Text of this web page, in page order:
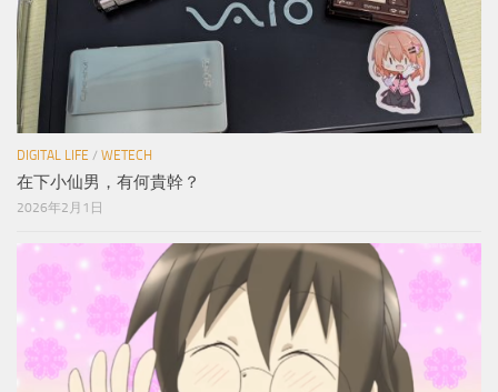
DIGITAL LIFE / WETECH
在下小仙男，有何貴幹？
2026年2月1日